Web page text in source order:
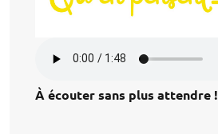
À écouter sans plus attendre !